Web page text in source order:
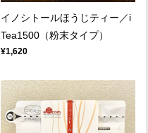
イノシトールほうじティー／i
Tea1500（粉末タイプ）
¥1,620